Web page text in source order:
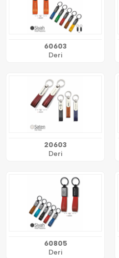
60603
Deri
20603
Deri
60805
Deri